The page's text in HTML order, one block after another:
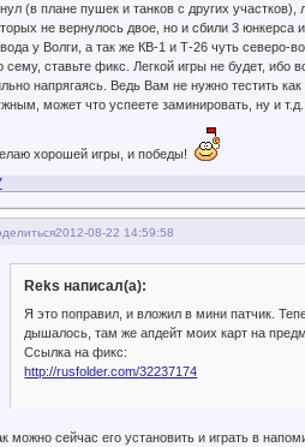
(в плане пушек и танков с других
не вернулось двое, но и сбили 3 юнкерса
у Волги, а так же КВ-1 и Т-26 чуть северо-
сему, ставьте фикс. Легкой игры не будет, ибо
напрягаясь. Ведь Вам не нужно тестить
может что успеете заминировать, ну и т.д.
хорошей игры, и победы!
2012-08-22 14:59:58
Reks написал(а):
Я это поправил, и вложил в мини патчик.
дышалось, там же апдейт моих карт на
Ссылка на фикс:
http://rusfolder.com/32237174
можно сейчас его установить и играть в